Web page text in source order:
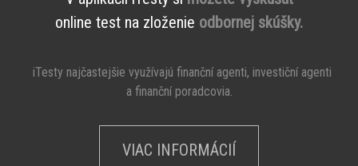
online test na zloženie odbornej skúšky.
iTesty najčastejšie využívajú finanční agenti, investiční agenti
a finanční poradcovia.
VIAC INFORMÁCIÍ